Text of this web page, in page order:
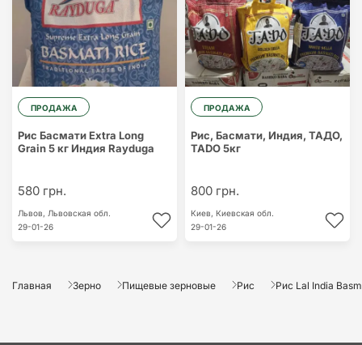
ПРОДАЖА
Рис Басмати Extra Long
Grain 5 кг Индия Rayduga
580 грн.
Львов, Львовская обл.
29-01-26
ПРОДАЖА
Рис, Басмати, Индия, ТАДО,
TADO 5кг
800 грн.
Киев, Киевская обл.
29-01-26
Главная Зерно Пищевые зерновые Рис Рис Lal India